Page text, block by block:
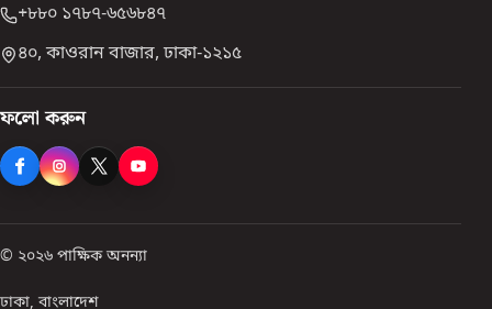
+৮৮০ ১৭৮৭-৬৫৬৮৪৭
৪০, কাওরান বাজার, ঢাকা-১২১৫
ফলো করুন
© ২০২৬ পাক্ষিক অনন্যা
ঢাকা, বাংলাদেশ